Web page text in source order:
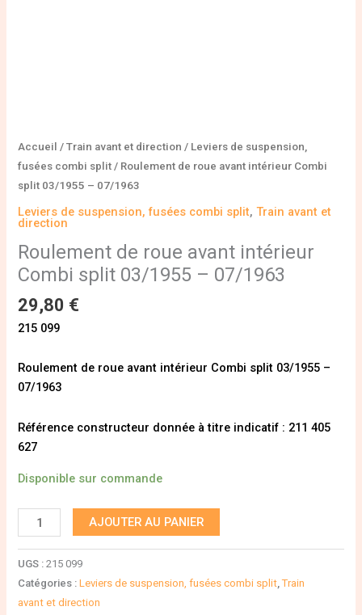
Accueil /Train avant et direction / Leviers de suspension,
fusées combi split / Roulement de roue avant intérieur Combi
split 03/1955 – 07/1963
Leviers de suspension, fusées combi split,Train avant et
direction
Roulement de roue avant intérieur
Combi split 03/1955 – 07/1963
29,80 €
215 099
Roulement de roue avant intérieur Combi split 03/1955 –
07/1963
Référence constructeur donnée à titre indicatif : 211 405
627
Disponible sur commande
AJOUTER AU PANIER
UGS :215 099
Catégories :Leviers de suspension, fusées combi split,Train
avant et direction